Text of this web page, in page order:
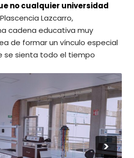
no cualquier universidad
Lazcarro,
cadena educativa muy
de formar un vínculo especial
se sienta todo el tiempo
>